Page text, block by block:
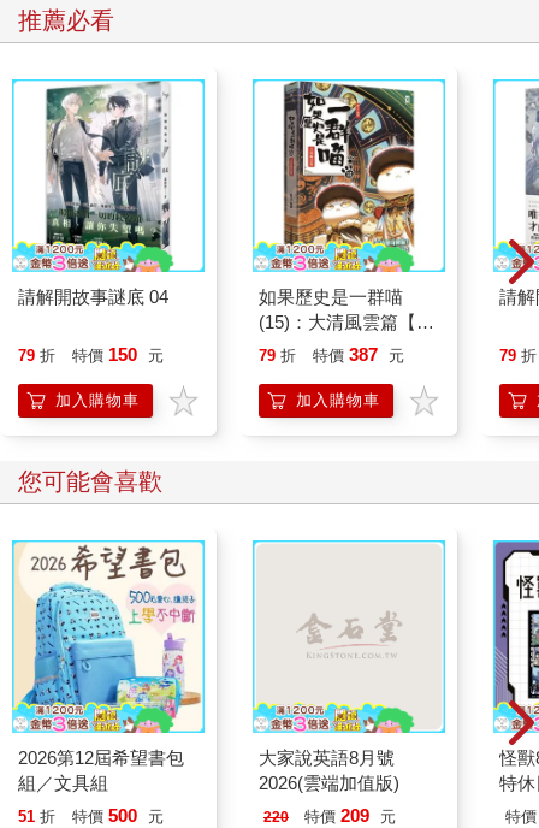
推薦必看
請解開故事謎底 04
79 折 特價 150 元
加入購物車
如果歷史是一群喵
(15)：大清風雲篇【萌
貓漫畫學歷史】
79 折 特價 387 元
加入購物車
請解
79 折
您可能會喜歡
2026第12屆希望書包
組／文具組
51 折 特價 500 元
大家說英語8月號
2026(雲端加值版)
220 特價 209 元
怪獸
特
加購]
特價